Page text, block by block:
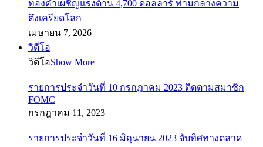
ทองคำเผชิญแรงต้าน 4,700 ดอลลาร์ ท่ามกลางความ
ตึงเครียดโลก
เมษายน 7, 2026
วิดีโอ
วิดีโอShow More
รายการประจำวันที่ 10 กรกฎาคม 2023 ติดตามสมาชิก
FOMC
กรกฎาคม 11, 2023
รายการประจำวันที่ 16 มิถุนายน 2023 จับทิศทางตลาด